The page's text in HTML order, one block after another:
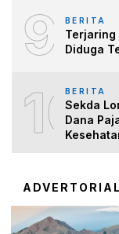
9 BERITA
Terjaring
Diduga
10BERITA
Sekda
Dana
ADVERTORIAL